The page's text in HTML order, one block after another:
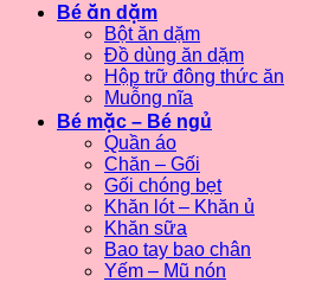
Bé ăn dặm
Bột ăn dặm
Đồ dùng ăn dặm
Hộp trữ đông thức ăn
Muỗng nĩa
Bé mặc – Bé ngủ
Quần áo
Chăn – Gối
Gối chóng bẹt
Khăn lót – Khăn ủ
Khăn sữa
Bao tay bao chân
Yếm – Mũ nón